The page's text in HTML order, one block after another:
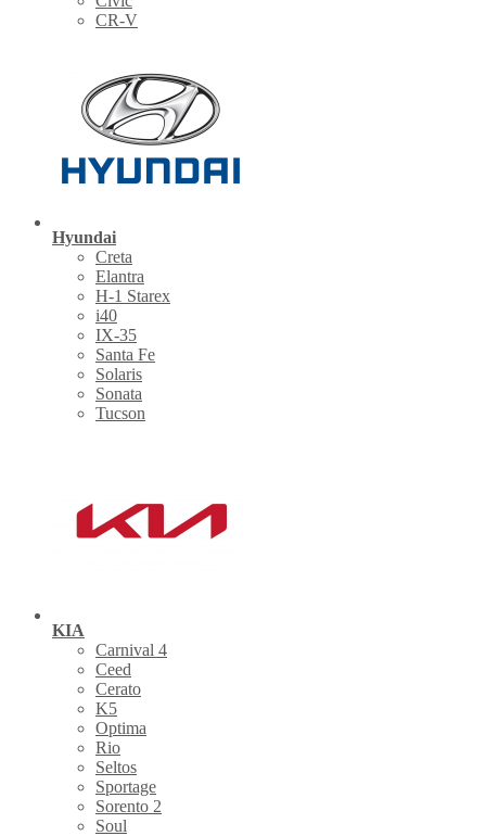
CR-V
Hyundai
Creta
Elantra
H-1 Starex
i40
IX-35
Santa Fe
Solaris
Sonata
Tucson
KIA
Carnival 4
Ceed
Cerato
K5
Optima
Rio
Seltos
Sportage
Sorento 2
Soul